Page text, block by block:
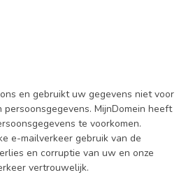
en gebruikt uw gegevens niet voor
MijnDomein heeft
te voorkomen.
e-mailverkeer gebruik van de
en corruptie van uw en onze
vertrouwelijk.